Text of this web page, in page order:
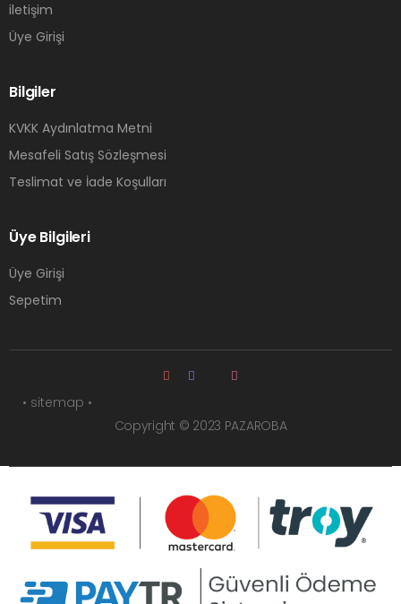
iletişim
Üye Girişi
Bilgiler
KVKK Aydınlatma Metni
Mesafeli Satış Sözleşmesi
Teslimat ve İade Koşulları
Üye Bilgileri
Üye Girişi
Sepetim
Copyright © 2023 PAZAROBA
• sitemap •